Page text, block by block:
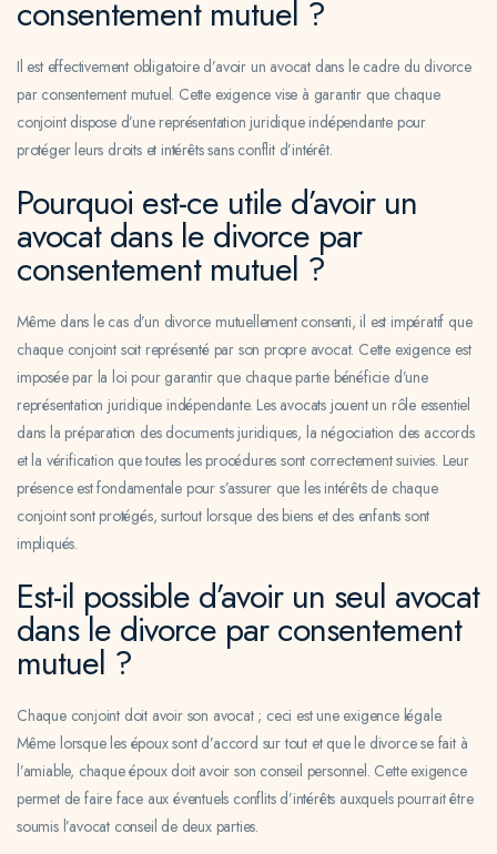
consentement mutuel ?
Il est effectivement obligatoire d’avoir un avocat dans le cadre du divorce
par consentement mutuel. Cette exigence vise à garantir que chaque
conjoint dispose d’une représentation juridique indépendante pour
protéger leurs droits et intérêts sans conflit d’intérêt.
Pourquoi est-ce utile d’avoir un
avocat dans le divorce par
consentement mutuel ?
Même dans le cas d’un divorce mutuellement consenti, il est impératif que
chaque conjoint soit représenté par son propre avocat. Cette exigence est
imposée par la loi pour garantir que chaque partie bénéficie d’une
représentation juridique indépendante. Les avocats jouent un rôle essentiel
dans la préparation des documents juridiques, la négociation des accords
et la vérification que toutes les procédures sont correctement suivies. Leur
présence est fondamentale pour s’assurer que les intérêts de chaque
conjoint sont protégés, surtout lorsque des biens et des enfants sont
impliqués.
Est-il possible d’avoir un seul avocat
dans le divorce par consentement
mutuel ?
Chaque conjoint doit avoir son avocat ; ceci est une exigence légale.
Même lorsque les époux sont d’accord sur tout et que le divorce se fait à
l’amiable, chaque époux doit avoir son conseil personnel. Cette exigence
permet de faire face aux éventuels conflits d’intérêts auxquels pourrait être
soumis l’avocat conseil de deux parties.